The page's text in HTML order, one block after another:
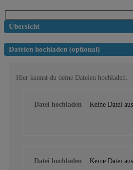
Übersicht
Dateien hochladen (optional)
Hier kannst du deine Dateien hochladen.
Datei hochladen Keine Datei
Datei hochladen Keine Datei